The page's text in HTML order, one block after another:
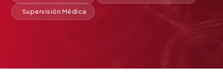
Guía de Medicamentos
Supervisión Médica